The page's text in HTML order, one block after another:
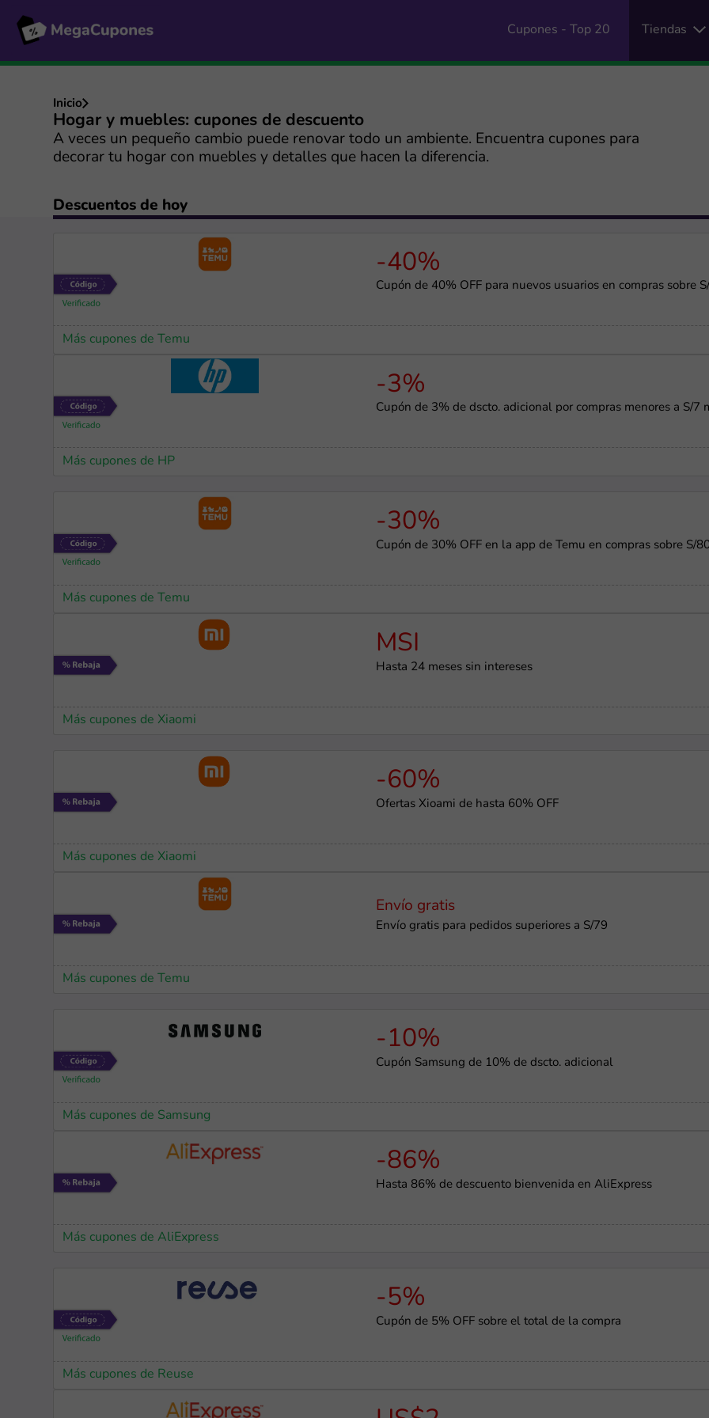
Cupones - Top 20 Tiendas
Inicio
Hogar y muebles: cupones de descuento
A veces un pequeño cambio puede renovar todo un ambiente. Encuentra cupones para
decorar tu hogar con muebles y detalles que hacen la diferencia.
Descuentos de hoy
-40%
Cupón de 40% OFF para nuevos usuarios en compras sobre
Más cupones de Temu
-3%
Cupón de 3% de dscto. adicional por compras menores a S/7
Más cupones de HP
-30%
Cupón de 30% OFF en la app de Temu en compras sobre S/
Más cupones de Temu
MSI
Hasta 24 meses sin intereses
Más cupones de Xiaomi
-60%
Ofertas Xioami de hasta 60% OFF
Más cupones de Xiaomi
Envío gratis
Envío gratis para pedidos superiores a S/79
Más cupones de Temu
-10%
Cupón Samsung de 10% de dscto. adicional
Más cupones de Samsung
-86%
Hasta 86% de descuento bienvenida en AliExpress
Más cupones de AliExpress
-5%
Cupón de 5% OFF sobre el total de la compra
Más cupones de Reuse